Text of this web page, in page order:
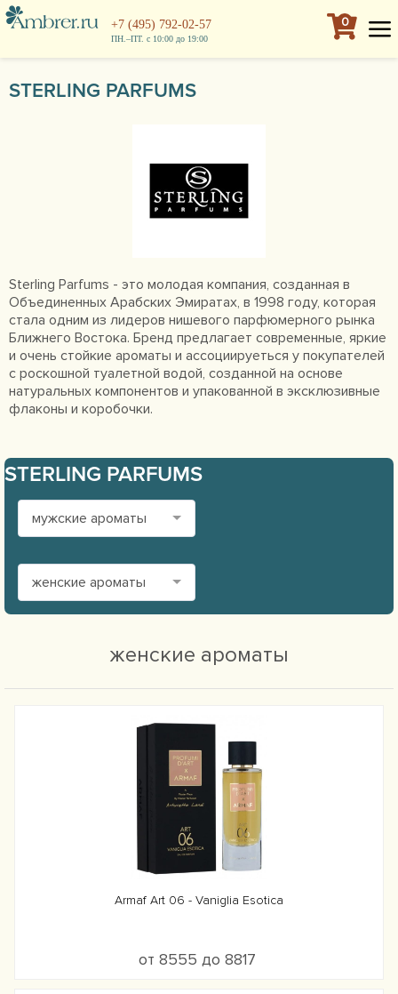
+7 (495) 792-02-57
ПН.–ПТ. с 10:00 до 19:00
0
STERLING PARFUMS
Sterling Parfums - это молодая компания, созданная в
Объединенных Арабских Эмиратах, в 1998 году, которая
стала одним из лидеров нишевого парфюмерного рынка
Ближнего Востока. Бренд предлагает современные, яркие
и очень стойкие ароматы и ассоциируеться у покупателей
с роскошной туалетной водой, созданной на основе
натуральных компонентов и упакованной в эксклюзивные
флаконы и коробочки.
STERLING PARFUMS
мужские ароматы
женские ароматы
женские ароматы
Armaf Art 06 - Vaniglia Esotica
от 8555 до 8817